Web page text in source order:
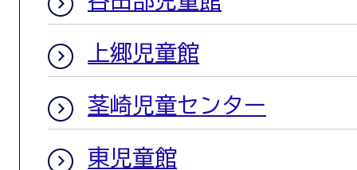
上郷児童館
茎崎児童センター
東児童館